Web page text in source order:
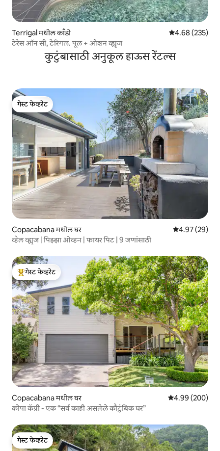
Terrigal मधील काँडो 5 पैकी 4.68
4.68 (235)
टेरेस ऑन सी, टेरिगल. पूल + ओशन व्ह्यूज
कुटुंबासाठी अनुकूल हाऊस रेंटल्स
गेस्ट फेव्हरेट
गेस्ट फेव्हरेट
Copacabana मधील घर 5 पैकी 4.97
4.97 (29)
व्हेल व्ह्यूज | पिझ्झा ओव्हन | फायर पिट | 9 जणांसाठी
टॉप गेस्ट फेव्हरेट
गेस्ट फेव्हरेट
Copacabana मधील घर 5 पैकी 4.99
4.99 (200)
कोपा कॅप्री - एक “सर्व काही असलेले कौटुंबिक घर”
गेस्ट फेव्हरेट
गेस्ट फेव्हरेट